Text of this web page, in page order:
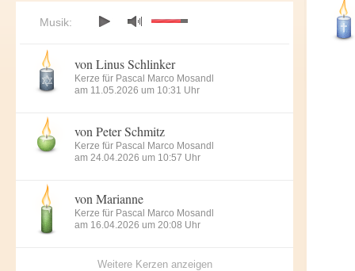
Musik:
von Linus Schlinker
Kerze für Pascal Marco Mosandl
am 11.05.2026 um 10:31 Uhr
von Peter Schmitz
Kerze für Pascal Marco Mosandl
am 24.04.2026 um 10:57 Uhr
von Marianne
Kerze für Pascal Marco Mosandl
am 16.04.2026 um 20:08 Uhr
Weitere Kerzen anzeigen